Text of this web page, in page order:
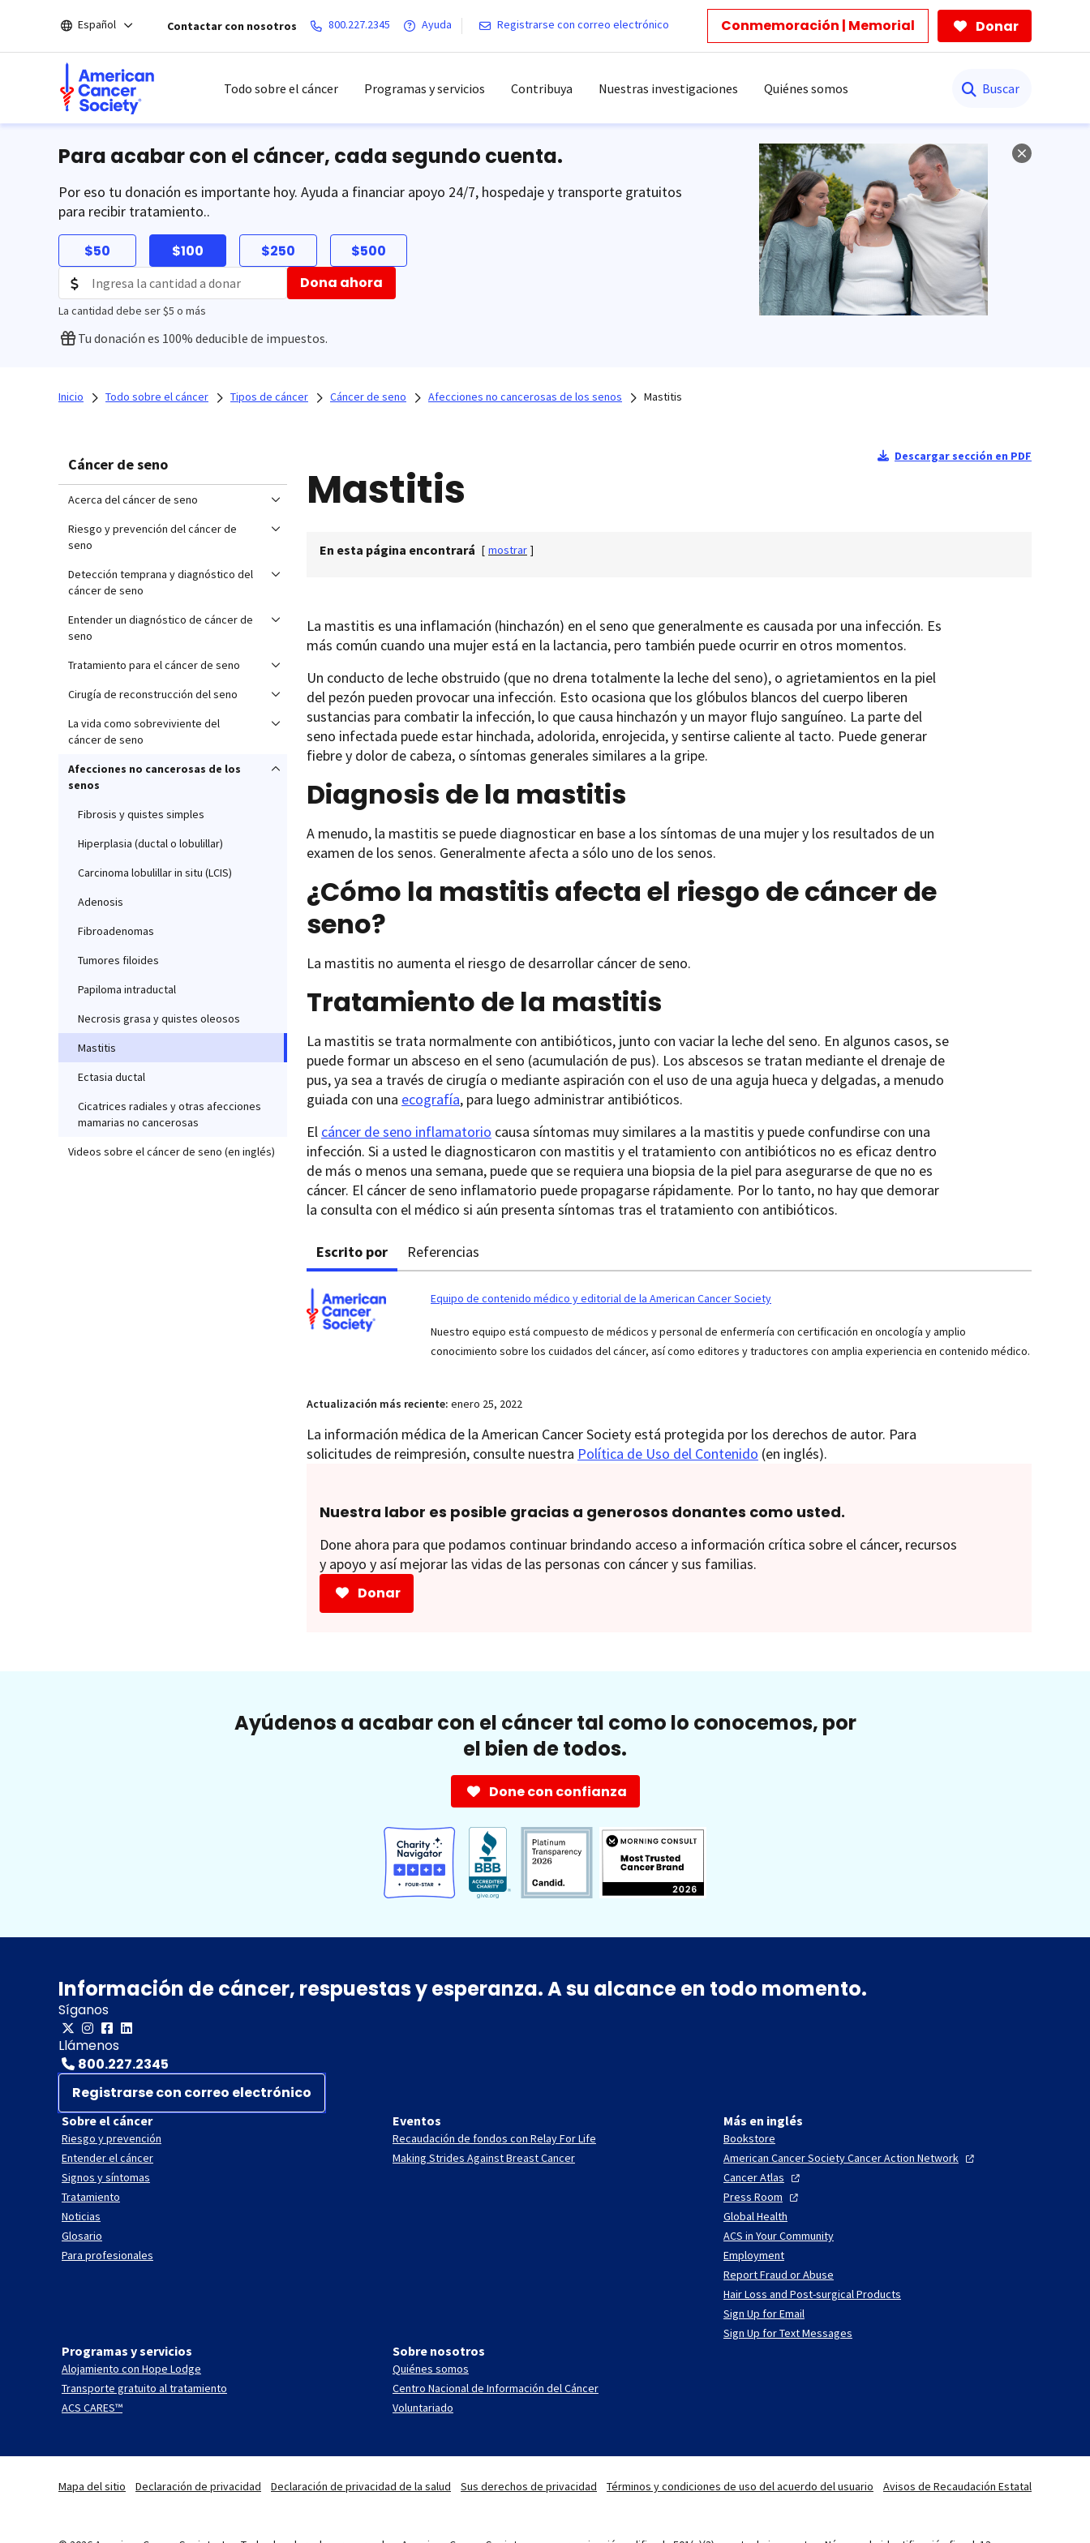
el
Español Contactar con nosotros 800.227.2345 Ayuda Registrarse con correo electrónico Conmemoración | Memorial Donar
Todo sobre el cáncer Programas y servicios Contribuya Nuestras investigaciones Quiénes somos
Para acabar con el cáncer, cada segundo cuenta.
Por eso tu donación es importante hoy. Ayuda a financiar apoyo 24/7, hospedaje y transporte gratuitos
para recibir tratamiento..
$50 $100 $250 $500
La cantidad debe ser $5 o más
Dona ahora
Tu donación es 100% deducible de impuestos.
Inicio Todo sobre el cáncer Tipos de cáncer Cáncer de seno Afecciones no cancerosas de los senos Mastitis
Cáncer de seno
Acerca del cáncer de seno
Riesgo y prevención del cáncer de
seno
Detección temprana y diagnóstico del
cáncer de seno
Entender un diagnóstico de cáncer de
seno
Tratamiento para el cáncer de seno
Cirugía de reconstrucción del seno
La vida como sobreviviente del
cáncer de seno
Afecciones no cancerosas de los
senos
Fibrosis y quistes simples
Hiperplasia (ductal o lobulillar)
Carcinoma lobulillar in situ (LCIS)
Adenosis
Fibroadenomas
Tumores filoides
Papiloma intraductal
Necrosis grasa y quistes oleosos
Mastitis
Ectasia ductal
Cicatrices radiales y otras afecciones
mamarias no cancerosas
Videos sobre el cáncer de seno (en inglés)
Descargar sección en PDF
Mastitis
En esta página encontrará [ mostrar ]
La mastitis es una inflamación (hinchazón) en el seno que generalmente es causada por una infección. Es
más común cuando una mujer está en la lactancia, pero también puede ocurrir en otros momentos.
Un conducto de leche obstruido (que no drena totalmente la leche del seno), o agrietamientos en la piel
del pezón pueden provocar una infección. Esto ocasiona que los glóbulos blancos del cuerpo liberen
sustancias para combatir la infección, lo que causa hinchazón y un mayor flujo sanguíneo. La parte del
seno infectada puede estar hinchada, adolorida, enrojecida, y sentirse caliente al tacto. Puede generar
fiebre y dolor de cabeza, o síntomas generales similares a la gripe.
Diagnosis de la mastitis
A menudo, la mastitis se puede diagnosticar en base a los síntomas de una mujer y los resultados de un
examen de los senos. Generalmente afecta a sólo uno de los senos.
¿Cómo la mastitis afecta el riesgo de cáncer de
seno?
La mastitis no aumenta el riesgo de desarrollar cáncer de seno.
Tratamiento de la mastitis
La mastitis se trata normalmente con antibióticos, junto con vaciar la leche del seno. En algunos casos, se
puede formar un absceso en el seno (acumulación de pus). Los abscesos se tratan mediante el drenaje de
pus, ya sea a través de cirugía o mediante aspiración con el uso de una aguja hueca y delgadas, a menudo
guiada con una ecografía, para luego administrar antibióticos.
El cáncer de seno inflamatorio causa síntomas muy similares a la mastitis y puede confundirse con una
infección. Si a usted le diagnosticaron con mastitis y el tratamiento con antibióticos no es eficaz dentro
de más o menos una semana, puede que se requiera una biopsia de la piel para asegurarse de que no es
cáncer. El cáncer de seno inflamatorio puede propagarse rápidamente. Por lo tanto, no hay que demorar
la consulta con el médico si aún presenta síntomas tras el tratamiento con antibióticos.
Escrito por Referencias
Equipo de contenido médico y editorial de la American Cancer Society
Nuestro equipo está compuesto de médicos y personal de enfermería con certificación en oncología y amplio
conocimiento sobre los cuidados del cáncer, así como editores y traductores con amplia experiencia en contenido médico.
Actualización más reciente: enero 25, 2022
La información médica de la American Cancer Society está protegida por los derechos de autor. Para
solicitudes de reimpresión, consulte nuestra Política de Uso del Contenido (en inglés).
Nuestra labor es posible gracias a generosos donantes como usted.
Done ahora para que podamos continuar brindando acceso a información crítica sobre el cáncer, recursos
y apoyo y así mejorar las vidas de las personas con cáncer y sus familias.
Donar
Ayúdenos a acabar con el cáncer tal como lo conocemos, por
el bien de todos.
Done con confianza
Información de cáncer, respuestas y esperanza. A su alcance en todo momento.
Síganos
Llámenos
800.227.2345
Registrarse con correo electrónico
Sobre el cáncer
Riesgo y prevención
Entender el cáncer
Signos y síntomas
Tratamiento
Noticias
Glosario
Para profesionales
Eventos
Recaudación de fondos con Relay For Life
Making Strides Against Breast Cancer
Más en inglés
Bookstore
American Cancer Society Cancer Action Network
CancerAtlas
Press Room
Global Health
ACS in Your Community
Employment
Report Fraud or Abuse
Hair Loss and Post-surgical Products
Sign Up for Email
Sign Up for Text Messages
Programas y servicios
Alojamiento con Hope Lodge
Transporte gratuito al tratamiento
ACS CARES™
Sobre nosotros
Quiénes somos
Centro Nacional de Información del Cáncer
Voluntariado
Mapa del sitio Declaración de privacidad Declaración de privacidad de la salud Sus derechos de privacidad Términos y condiciones de uso del acuerdo del usuario Avisos de Recaudación Estatal